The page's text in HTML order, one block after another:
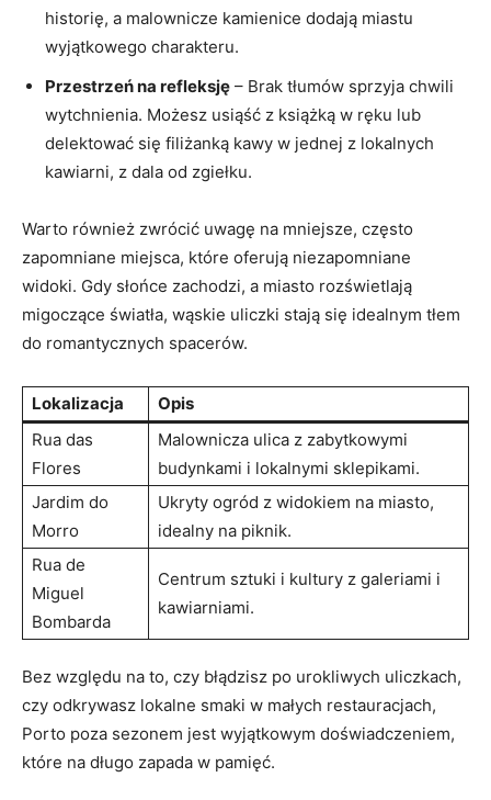
historię, a malownicze kamienice⁣ dodają miastu⁢
wyjątkowego charakteru.
Przestrzeń na refleksję – Brak‌ tłumów sprzyja chwili
wytchnienia.⁤ Możesz usiąść z książką w ręku lub
delektować się filiżanką kawy w jednej z lokalnych
kawiarni, z dala od⁤ zgiełku.
Warto również zwrócić uwagę ​na mniejsze, często
zapomniane miejsca, które‌ oferują niezapomniane
⁢widoki. Gdy słońce zachodzi, a miasto rozświetlają
migoczące światła, wąskie uliczki stają się idealnym‍ tłem
do romantycznych spacerów.
Lokalizacja
Opis
Rua das
Flores
Malownicza ulica z zabytkowymi
budynkami ⁤i lokalnymi sklepikami.
Jardim do
Morro
Ukryty ogród z widokiem ⁤na miasto,⁤
idealny na piknik.
Rua⁣ de
Miguel
Bombarda
Centrum sztuki i kultury z galeriami i
kawiarniami.
Bez względu na to,⁢ czy⁤ błądzisz po urokliwych uliczkach,⁣
czy odkrywasz lokalne⁤ smaki w małych restauracjach,
Porto poza sezonem jest wyjątkowym doświadczeniem,
które na długo ‌zapada w pamięć.